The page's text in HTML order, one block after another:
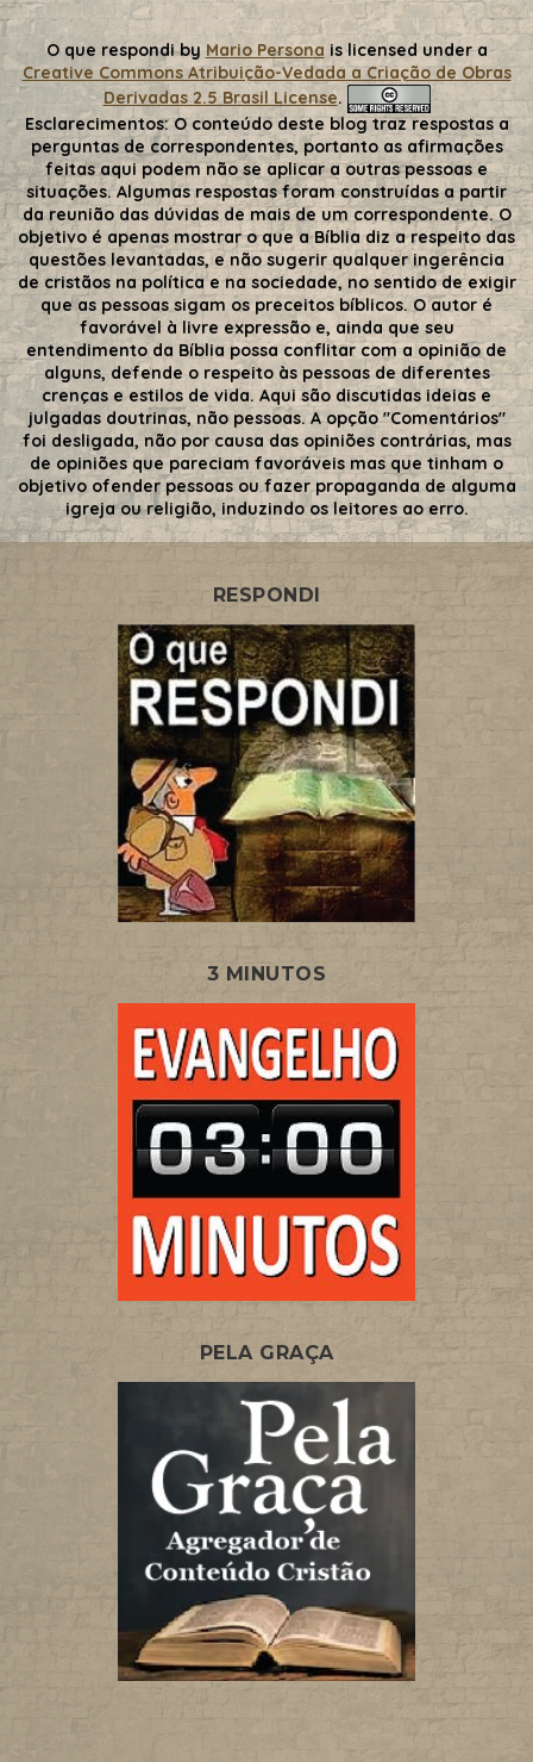
O que respondiby Mario Persona is licensed under a
Creative Commons Atribuição-Vedada a Criação de Obras
Derivadas 2.5 Brasil License.
Esclarecimentos:O conteúdo deste blog traz respostas a
perguntas de correspondentes, portanto as afirmações
feitas aqui podem não se aplicar a outras pessoas e
situações. Algumas respostas foram construídas a partir
da reunião das dúvidas de mais de um correspondente. O
objetivo é apenas mostrar o que a Bíblia diz a respeito das
questões levantadas, e não sugerir qualquer ingerência
de cristãos na política e na sociedade, no sentido de exigir
que as pessoas sigam os preceitos bíblicos. O autor é
favorável à livre expressão e, ainda que seu
entendimento da Bíblia possa conflitar com a opinião de
alguns, defende o respeito às pessoas de diferentes
crenças e estilos de vida. Aqui são discutidas ideias e
julgadas doutrinas, não pessoas. A opção "Comentários"
foi desligada, não por causa das opiniões contrárias, mas
de opiniões que pareciam favoráveis mas que tinham o
objetivo ofender pessoas ou fazer propaganda de alguma
igreja ou religião, induzindo os leitores ao erro.
RESPONDI
3 MINUTOS
PELA GRAÇA